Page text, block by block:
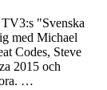
"Svenska
med Michael
Codes, Steve
2015 och
…